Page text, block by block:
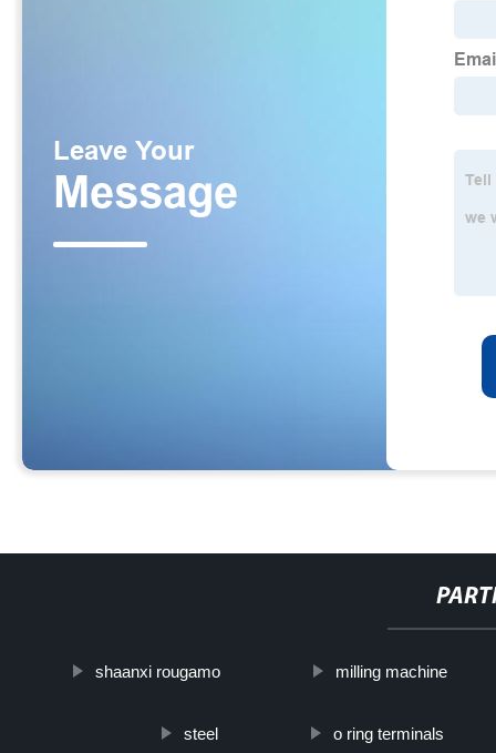
shaanxi rougamo milling machine
steel o ring terminals